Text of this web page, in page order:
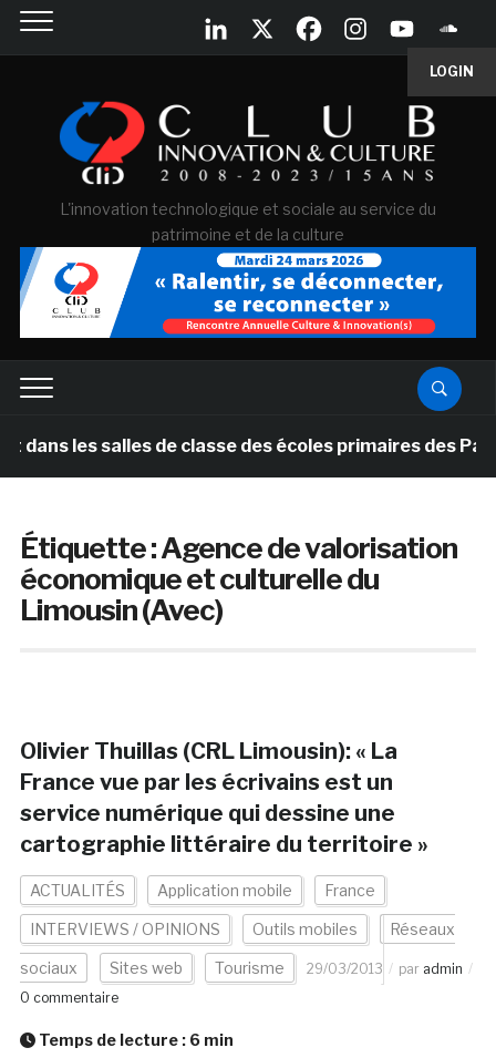
LOGIN
L'innovation technologique et sociale au service du
patrimoine et de la culture
les salles de classe des écoles primaires des Pays-
Étiquette :Agence de valorisation
économique et culturelle du
Limousin (Avec)
Olivier Thuillas (CRL Limousin): « La
France vue par les écrivains est un
service numérique qui dessine une
cartographie littéraire du territoire »
ACTUALITÉS Application mobile France
INTERVIEWS / OPINIONS Outils mobiles Réseaux
sociaux Sites web Tourisme 29/03/2013 par admin
0 commentaire
Temps de lecture : 6 min